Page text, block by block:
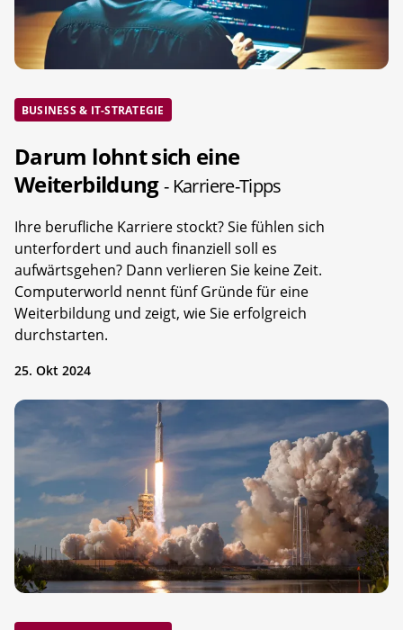
BUSINESS & IT-STRATEGIE
Darum lohnt sich eine
Weiterbildung- Karriere-Tipps
Ihre berufliche Karriere stockt? Sie fühlen sich
unterfordert und auch finanziell soll es
aufwärtsgehen? Dann verlieren Sie keine Zeit.
Computerworld nennt fünf Gründe für eine
Weiterbildung und zeigt, wie Sie erfolgreich
durchstarten.
25. Okt 2024